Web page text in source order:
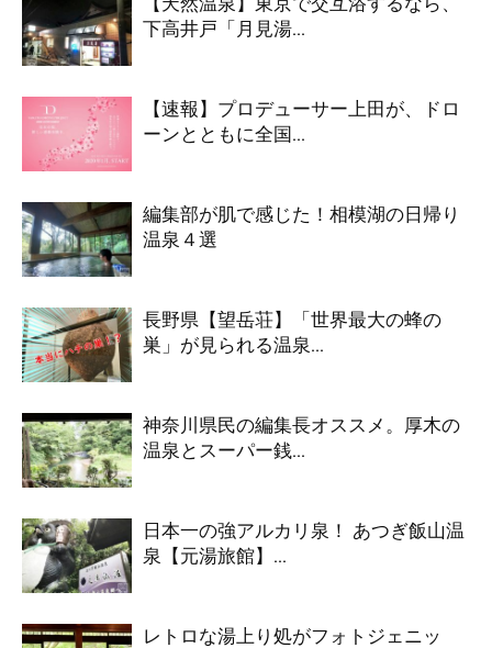
下高井戸「月見湯...
【速報】プロデューサー上田が、ドロ
ーンとともに全国...
編集部が肌で感じた！相模湖の日帰り
温泉４選
長野県【望岳荘】「世界最大の蜂の
巣」が見られる温泉...
神奈川県民の編集長オススメ。厚木の
温泉とスーパー銭...
日本一の強アルカリ泉！ あつぎ飯山温
泉【元湯旅館】...
レトロな湯上り処がフォトジェニッ